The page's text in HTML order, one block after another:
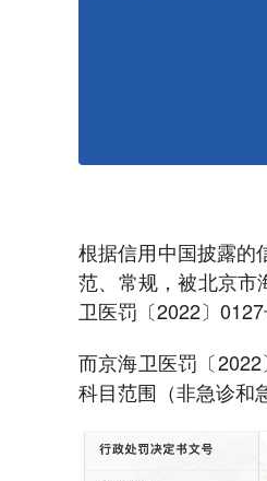
根据信用中国披露的
范、常规，被北京市
卫医罚〔2022〕0127
而京海卫医罚〔
科目范围（非急诊和